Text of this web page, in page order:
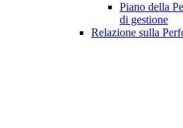
Piano della
di gestione
Relazione sulla